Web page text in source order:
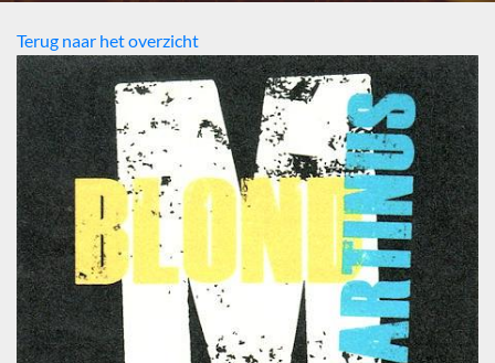
Terug naar het overzicht